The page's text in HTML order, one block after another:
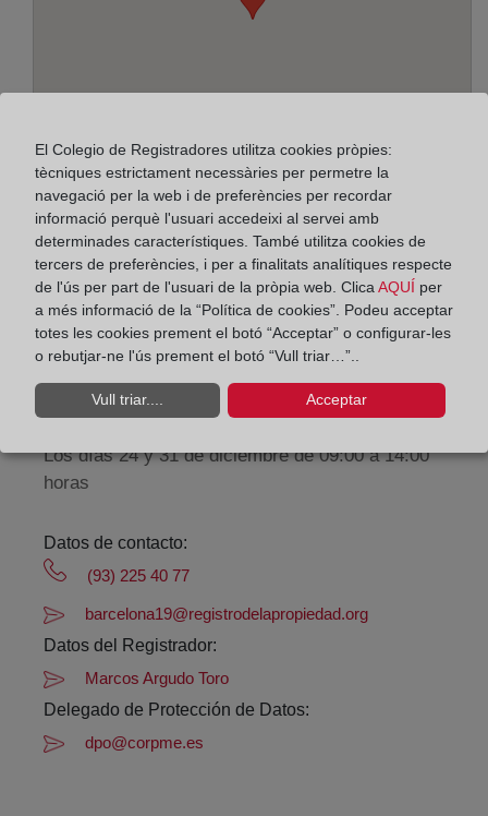
Adreça:
Paseo de la Zona Franca, 109-Edif. Torre Marina,
8038
Horario:
De lunes a viernes de 09:00 a 17:00 horas
Los días 24 y 31 de diciembre de 09:00 a 14:00
horas
Datos de contacto:
(93) 225 40 77
barcelona19@registrodelapropiedad.org
Datos del Registrador:
Marcos Argudo Toro
Delegado de Protección de Datos:
dpo@corpme.es
El Colegio de Registradores utilitza cookies pròpies:
tècniques estrictament necessàries per permetre la
navegació per la web i de preferències per recordar
informació perquè l'usuari accedeixi al servei amb
determinades característiques. També utilitza cookies de
tercers de preferències, i per a finalitats analítiques respecte
de l'ús per part de l'usuari de la pròpia web. Clica AQUÍ per
a més informació de la “Política de cookies”. Podeu acceptar
totes les cookies prement el botó “Acceptar” o configurar-les
o rebutjar-ne l'ús prement el botó “Vull triar…”..
Vull triar.... Acceptar